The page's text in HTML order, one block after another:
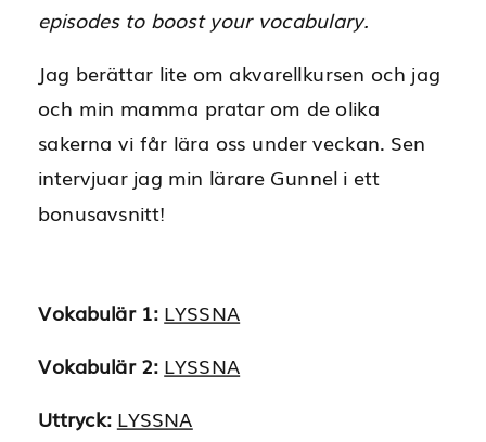
episodes to boost your vocabulary.
Jag berättar lite om akvarellkursen och jag
och min mamma pratar om de olika
sakerna vi får lära oss under veckan. Sen
intervjuar jag min lärare Gunnel i ett
bonusavsnitt!
Vokabulär 1: LYSSNA
Vokabulär 2: LYSSNA
Uttryck: LYSSNA